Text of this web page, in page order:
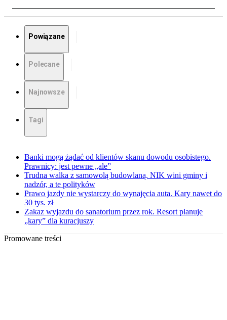
Powiązane
Polecane
Najnowsze
Tagi
Banki mogą żądać od klientów skanu dowodu osobistego.
Prawnicy: jest pewne „ale”
Trudna walka z samowolą budowlaną. NIK wini gminy i
nadzór, a te polityków
Prawo jazdy nie wystarczy do wynajęcia auta. Kary nawet do
30 tys. zł
Zakaz wyjazdu do sanatorium przez rok. Resort planuje
„kary” dla kuracjuszy
Promowane treści